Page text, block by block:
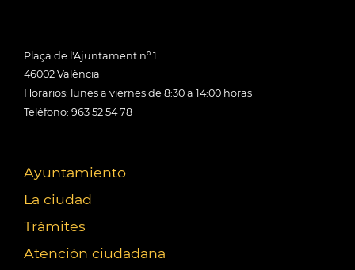
Plaça de l'Ajuntament nº 1
46002 València
Horarios: lunes a viernes de 8:30 a 14:00 horas
Teléfono: 963 52 54 78
Ayuntamiento
La ciudad
Trámites
Atención ciudadana